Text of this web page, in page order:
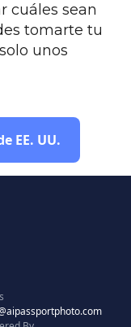
cuáles sean
tomarte tu
unos
EE. UU.